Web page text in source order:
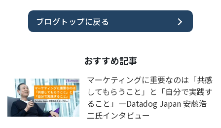
ブログトップに戻る
おすすめ記事
マーケティングに重要なのは「共感
してもらうこと」と「自分で実践す
ること」―Datadog Japan 安藤浩
二氏インタビュー